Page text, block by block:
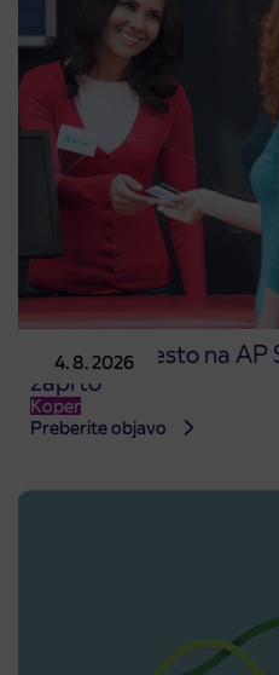
4. 8. 2026
Prodajno mesto na
zaprto
Koper
Preberite objavo